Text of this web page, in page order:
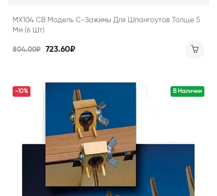
MX104 СВ Модель С-Зажимы Для Шпангоутов Толще 5
Мм (6 Шт)
804.00₽ 723.60₽
В Наличии
-10%